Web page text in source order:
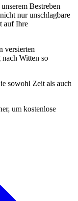
Bestreben
nur unschlagbare
auf Ihre
versierten
Witten so
sowohl Zeit als auch
um kostenlose